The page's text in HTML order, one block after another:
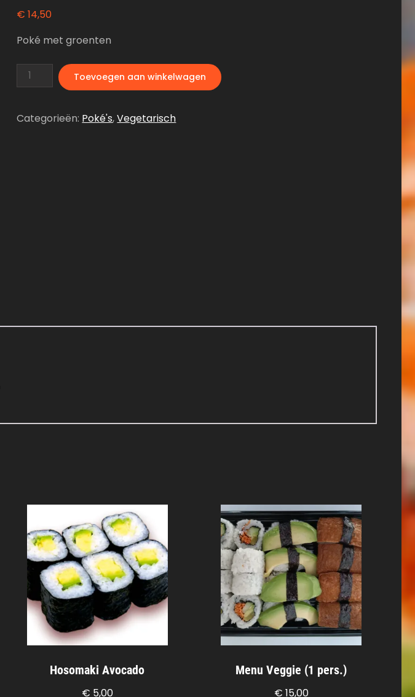
€ 14,50
Poké met groenten
Poké
Veggie
Toevoegen aan winkelwagen
Categorieën: Poké's,Vegetarisch
Hosomaki Avocado
€ 5,00
Menu Veggie (1 pers.)
€ 15,00